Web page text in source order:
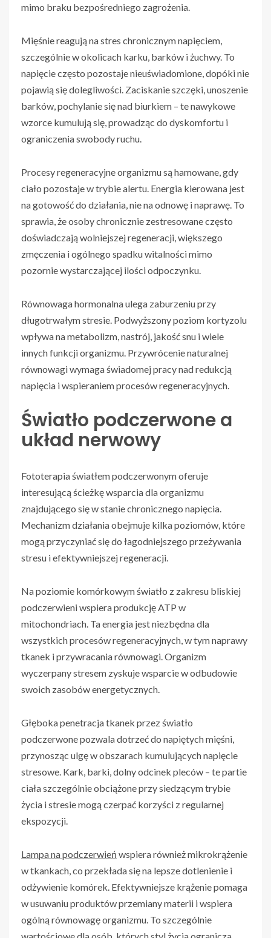
mimo braku bezpośredniego zagrożenia.
Mięśnie reagują na stres chronicznym napięciem,
szczególnie w okolicach karku, barków i żuchwy. To
napięcie często pozostaje nieuświadomione, dopóki nie
pojawią się dolegliwości. Zaciskanie szczęki, unoszenie
barków, pochylanie się nad biurkiem – te nawykowe
wzorce kumulują się, prowadząc do dyskomfortu i
ograniczenia swobody ruchu.
Procesy regeneracyjne organizmu są hamowane, gdy
ciało pozostaje w trybie alertu. Energia kierowana jest
na gotowość do działania, nie na odnowę i naprawę. To
sprawia, że osoby chronicznie zestresowane często
doświadczają wolniejszej regeneracji, większego
zmęczenia i ogólnego spadku witalności mimo
pozornie wystarczającej ilości odpoczynku.
Równowaga hormonalna ulega zaburzeniu przy
długotrwałym stresie. Podwyższony poziom kortyzolu
wpływa na metabolizm, nastrój, jakość snu i wiele
innych funkcji organizmu. Przywrócenie naturalnej
równowagi wymaga świadomej pracy nad redukcją
napięcia i wspieraniem procesów regeneracyjnych.
Światło podczerwone a
układ nerwowy
Fototerapia światłem podczerwonym oferuje
interesującą ścieżkę wsparcia dla organizmu
znajdującego się w stanie chronicznego napięcia.
Mechanizm działania obejmuje kilka poziomów, które
mogą przyczyniać się do łagodniejszego przeżywania
stresu i efektywniejszej regeneracji.
Na poziomie komórkowym światło z zakresu bliskiej
podczerwieni wspiera produkcję ATP w
mitochondriach. Ta energia jest niezbędna dla
wszystkich procesów regeneracyjnych, w tym naprawy
tkanek i przywracania równowagi. Organizm
wyczerpany stresem zyskuje wsparcie w odbudowie
swoich zasobów energetycznych.
Głęboka penetracja tkanek przez światło
podczerwone pozwala dotrzeć do napiętych mięśni,
przynosząc ulgę w obszarach kumulujących napięcie
stresowe. Kark, barki, dolny odcinek pleców – te partie
ciała szczególnie obciążone przy siedzącym trybie
życia i stresie mogą czerpać korzyści z regularnej
ekspozycji.
Lampa na podczerwień wspiera również mikrokrążenie
w tkankach, co przekłada się na lepsze dotlenienie i
odżywienie komórek. Efektywniejsze krążenie pomaga
w usuwaniu produktów przemiany materii i wspiera
ogólną równowagę organizmu. To szczególnie